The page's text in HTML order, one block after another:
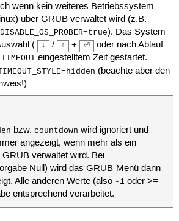
wenn kein weiteres Betriebssystem
über GRUB verwaltet wird (z.B.
). Das System
(
↓ / ↑ + ⏎
oder nach Ablauf
eingestelltem Zeit gestartet.
(beachte aber den
bzw.countdown wird ignoriert und
angezeigt, wenn mehr als ein
verwaltet wird. Bei
Null) wird das GRUB-Menü dann
Alle anderen Werte (also -1 oder >=
entsprechend verarbeitet.